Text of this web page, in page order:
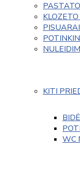
PISUARAI
KITI
WC